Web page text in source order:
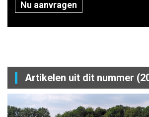
Nu aanvragen
Artikelen uit dit nummer